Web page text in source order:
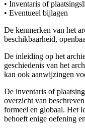
• Inventaris of
• Eventueel bijlagen
De kenmerken van het
beschikbaarheid,
De inleiding op het
geschiedenis van het
kan ook aanwijzingen
De inventaris of
overzicht van
formeel en globaal. Het
behoeft enige oefening